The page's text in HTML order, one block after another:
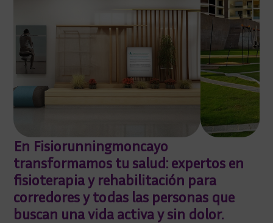
En Fisiorunningmoncayo
transformamos tu salud: expertos en
fisioterapia y rehabilitación para
corredores y todas las personas que
buscan una vida activa y sin dolor.